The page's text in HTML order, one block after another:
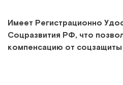
Имеет Регистрационно
Соцразвития РФ, что
компенсацию от соцзащиты